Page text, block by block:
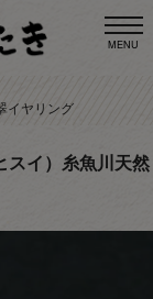
MENU
イヤリング
スイ）糸魚川天然